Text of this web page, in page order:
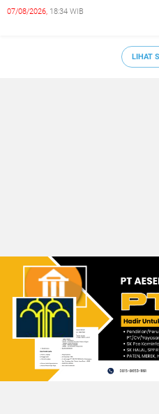
07/08/2026, 18:34 WIB
LIHAT